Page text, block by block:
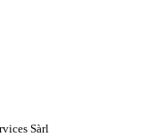
Sàrl